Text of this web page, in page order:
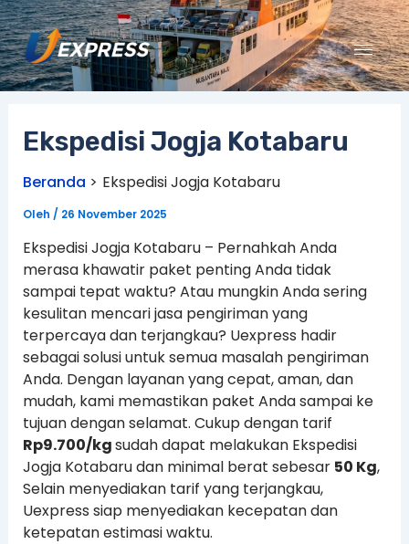
Lewati
ke
konten
Ekspedisi Jogja Kotabaru
Beranda Ekspedisi Jogja Kotabaru
Oleh / 26 November 2025
Ekspedisi Jogja Kotabaru – Pernahkah Anda
merasa khawatir paket penting Anda tidak
sampai tepat waktu? Atau mungkin Anda sering
kesulitan mencari jasa pengiriman yang
terpercaya dan terjangkau? Uexpress hadir
sebagai solusi untuk semua masalah pengiriman
Anda. Dengan layanan yang cepat, aman, dan
mudah, kami memastikan paket Anda sampai ke
tujuan dengan selamat. Cukup dengan tarif
Rp9.700/kgsudah dapat melakukan Ekspedisi
Jogja Kotabaru dan minimal berat sebesar 50 Kg,
Selain menyediakan tarif yang terjangkau,
Uexpress siap menyediakan kecepatan dan
ketepatan estimasi waktu.